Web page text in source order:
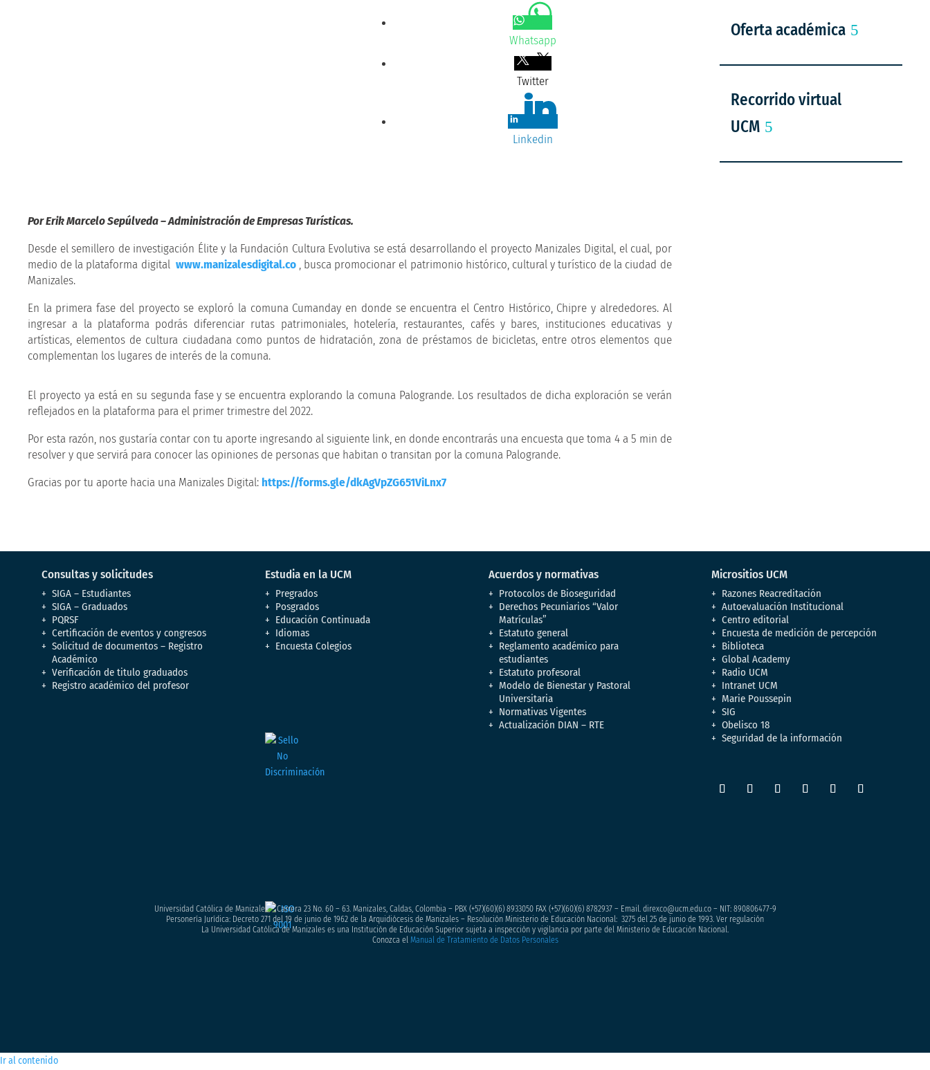
Whatsapp
Twitter
Linkedin
Por Erik Marcelo Sepúlveda – Administración de Empresas Turísticas.
Desde el semillero de investigación Élite y la Fundación Cultura Evolutiva se está desarrollando el proyecto Manizales Digital, el cual, por
medio de la plataforma digital www.manizalesdigital.co, busca promocionar el patrimonio histórico, cultural y turístico de la ciudad de
Manizales.
En la primera fase del proyecto se exploró la comuna Cumanday en donde se encuentra el Centro Histórico, Chipre y alrededores. Al
ingresar a la plataforma podrás diferenciar rutas patrimoniales, hotelería, restaurantes, cafés y bares, instituciones educativas y
artísticas, elementos de cultura ciudadana como puntos de hidratación, zona de préstamos de bicicletas, entre otros elementos que
complementan los lugares de interés de la comuna.
El proyecto ya está en su segunda fase y se encuentra explorando la comuna Palogrande. Los resultados de dicha exploración se verán
reflejados en la plataforma para el primer trimestre del 2022.
Por esta razón, nos gustaría contar con tu aporte ingresando al siguiente link, en donde encontrarás una encuesta que toma 4 a 5 min de
resolver y que servirá para conocer las opiniones de personas que habitan o transitan por la comuna Palogrande.
Gracias por tu aporte hacia una Manizales Digital: https://forms.gle/dkAgVpZG651ViLnx7
Oferta académica
Recorrido virtual
UCM
Consultas y solicitudes
SIGA – Estudiantes
SIGA – Graduados
PQRSF
Certificación de eventos y congresos
Solicitud de documentos – Registro
Académico
Verificación de titulo graduados
Registro académico del profesor
Estudia en la UCM
Pregrados
Posgrados
Educación Continuada
Idiomas
Encuesta Colegios
Acuerdos y normativas
Protocolos de Bioseguridad
Derechos Pecuniarios “Valor
Matrículas”
Estatuto general
Reglamento académico para
estudiantes
Estatuto profesoral
Modelo de Bienestar y Pastoral
Universitaria
Normativas Vigentes
Actualización DIAN – RTE
Micrositios UCM
Razones Reacreditación
Autoevaluación Institucional
Centro editorial
Encuesta de medición de percepción
Biblioteca
Global Academy
Radio UCM
Intranet UCM
Marie Poussepin
SIG
Obelisco 18
Seguridad de la información
Universidad Católica de Manizales – Carrera 23 No. 60 – 63. Manizales, Caldas, Colombia – PBX (+57)(60)(6) 8933050FAX (+57)(60)(6) 8782937 – Email. direxco@ucm.edu.co – NIT: 890806477-9
Personería Jurídica: Decreto 271 del 19 de junio de 1962 de la Arquidiócesis de Manizales – Resolución Ministerio de Educación Nacional: 3275 del 25 de junio de 1993. Ver regulación
La Universidad Católica de Manizales es una Institución de Educación Superior sujeta a inspección y vigilancia por parte del Ministerio de Educación Nacional.
Conozca el Manual de Tratamiento de Datos Personales
Ir al contenido